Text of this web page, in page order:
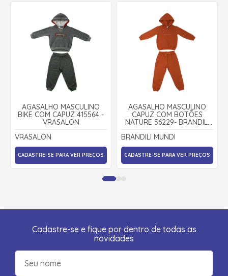
AGASALHO MASCULINO
BIKE COM CAPUZ 415564 -
VRASALON
VRASALON
CADASTRE-SE PARA VER PREÇOS
AGASALHO MASCULINO
CAPUZ COM BOTÕES
NATURE 56229- BRANDILI
MUNDI
BRANDILI MUNDI
CADASTRE-SE PARA VER PREÇOS
Cadastre-se e fique por dentro de todas as
novidades